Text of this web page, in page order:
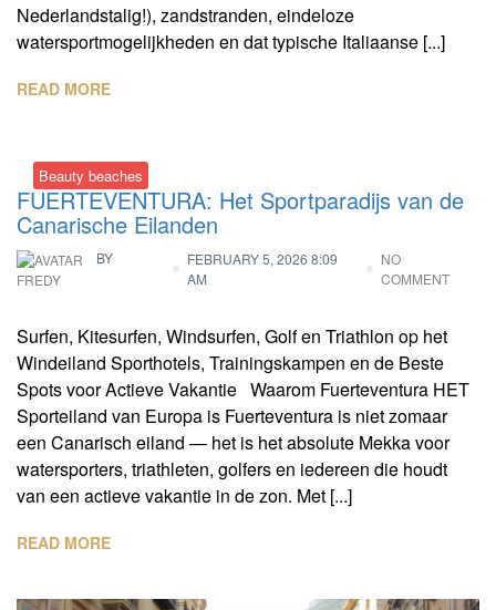
Nederlandstalig!), zandstranden, eindeloze
watersportmogelijkheden en dat typische Italiaanse [...]
READ MORE
Beauty beaches
FUERTEVENTURA: Het Sportparadijs van de
Canarische Eilanden
BY
FREDY
FEBRUARY 5, 2026 8:09
AM
NO
COMMENT
Surfen, Kitesurfen, Windsurfen, Golf en Triathlon op het
Windeiland Sporthotels, Trainingskampen en de Beste
Spots voor Actieve Vakantie Waarom Fuerteventura HET
Sporteiland van Europa is Fuerteventura is niet zomaar
een Canarisch eiland — het is het absolute Mekka voor
watersporters, triathleten, golfers en iedereen die houdt
van een actieve vakantie in de zon. Met [...]
READ MORE